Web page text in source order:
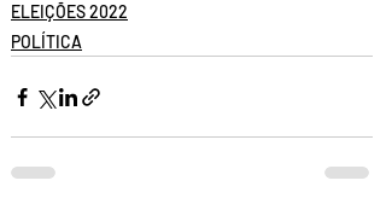
ELEIÇÕES 2022
POLÍTICA